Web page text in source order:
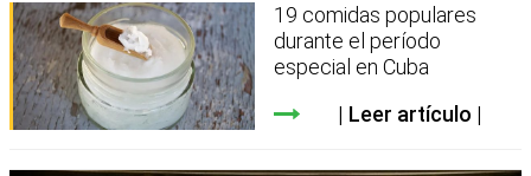
19 comidas populares
durante el período
especial en Cuba
Leer artículo